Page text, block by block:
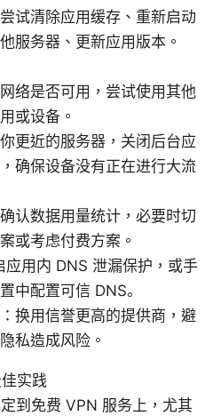
试清除应用缓存、重新启动
服务器、更新应用版本。
络是否可用，尝试使用其他
或设备。
更近的服务器，关闭后台应
确保设备没有正在进行大流
认数据用量统计，必要时切
或考虑付费方案。
应用内 DNS 泄漏保护，或手
中配置可信 DNS。
换用信誉更高的提供商，避
私造成风险。
实践
到免费 VPN 服务上，尤其